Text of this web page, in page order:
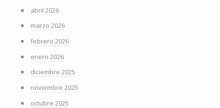
abril 2026
marzo 2026
febrero 2026
enero 2026
diciembre 2025
noviembre 2025
octubre 2025